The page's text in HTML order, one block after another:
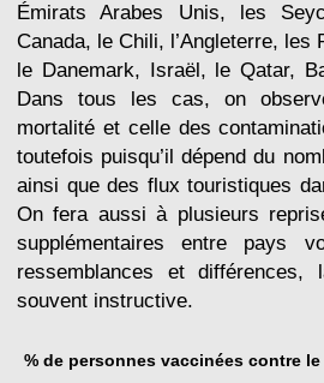
Émirats Arabes Unis, les
Canada, le Chili, l’Angleterre, les
le Danemark, Israël, le Qatar,
Dans tous les cas, on
mortalité et celle des
toutefois puisqu’il dépend du
ainsi que des flux touristiques
On fera aussi à plusieurs
supplémentaires entre pays
ressemblances et différences,
souvent instructive.
% de personnes vaccinées contre le